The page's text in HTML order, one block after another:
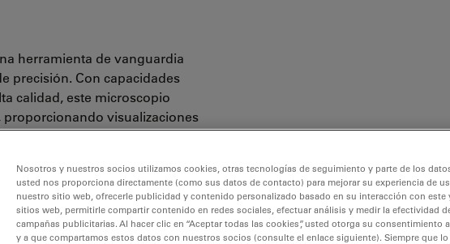
herramienta de vanguardia
precisión. Con capacidades
calidad, este microscopio
visualizaciones
usar y su versatilidad lo
que buscan
inspección. Mejore su flujo de
un microscopio digital
de tareas de inspección
excepcionales.
Nosotros y nuestros socios utilizamos cookies, otras tecnologías de seguimiento y parte de los
usted nos proporciona directamente (como sus datos de contacto) para mejorar su experiencia de
nuestro sitio web, ofrecerle publicidad y contenido personalizado basado en su interacción con este
sitios web, permitirle compartir contenido en redes sociales, efectuar análisis y medir la efectividad
campañas publicitarias. Al hacer clic en “Aceptar todas las cookies”, usted otorga su consentimiento
y a que compartamos estos datos con nuestros socios (consulte el enlace siguiente). Siempre que lo